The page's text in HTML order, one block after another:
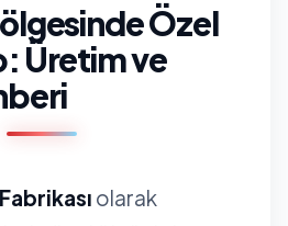
Özel
Üretim ve
olarak